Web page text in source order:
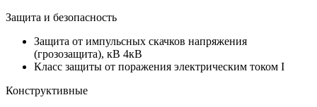
Защита и безопасность
Защита от импульсных скачков напряжения
(грозозащита), кВ 4кВ
Класс защиты от поражения электрическим током I
Конструктивные